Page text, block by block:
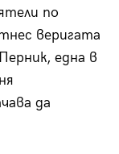
по
веригата
една в
да